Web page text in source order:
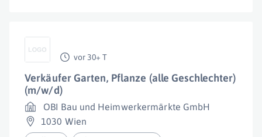
vor 30+ T
Verkäufer Garten, Pflanze (alle Geschlechter)
(m/w/d)
OBI Bau und Heimwerkermärkte GmbH
1030 Wien